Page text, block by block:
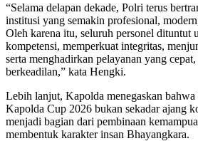
“Selama delapan dekade, Polri terus
institusi yang semakin profesional,
Oleh karena itu, seluruh personel dituntut
kompetensi, memperkuat integritas,
serta menghadirkan pelayanan yang
berkeadilan,” kata Hengki.
Lebih lanjut, Kapolda menegaskan
Kapolda Cup 2026 bukan sekadar ajang
menjadi bagian dari pembinaan
membentuk karakter insan Bhayangkara.